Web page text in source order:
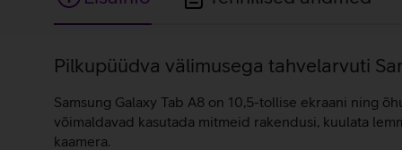
Lisainfo
Pilkupüüdva välimusega tahvelarvuti
Samsung Galaxy Tab A8 on 10,5-tollise ekraani ning
võimaldavad kasutada mitmeid rakendusi, kuulata
kaamera.